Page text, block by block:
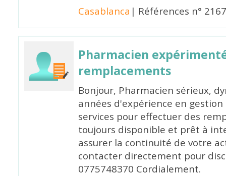
Casablanca | Références n°
Pharmacien
remplacements
Bonjour, Pharmacien sérieux,
années d'expérience en
services pour effectuer des
toujours disponible et prêt à
assurer la continuité de votre
contacter directement pour
0775748370 Cordialement.